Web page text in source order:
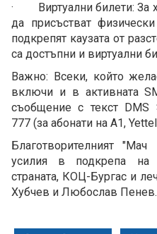
· Виртуални билети: За
да присъстват
подкрепят каузата от
са достъпни и виртуални
Важно: Всеки, който
включи и в активната
съобщение с текст
777 (за абонати на А1,
Благотворителният
усилия в подкрепа на
страната, КОЦ-Бургас и
Хубчев и Любослав Пенев.